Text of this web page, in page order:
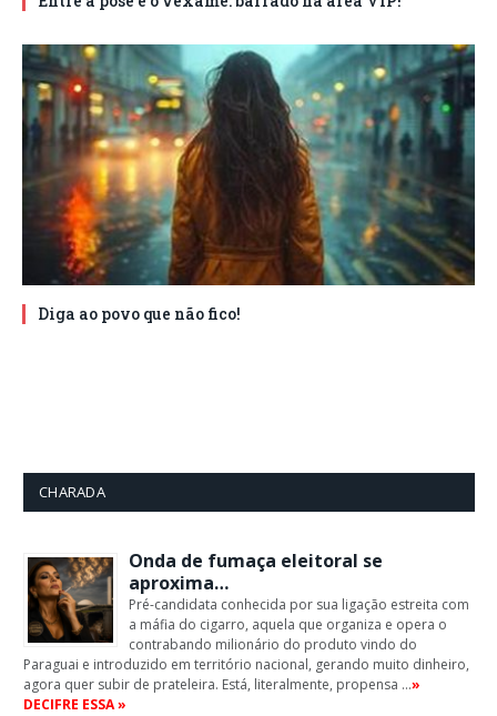
Diga ao povo que não fico!
CHARADA
Onda de fumaça eleitoral se
aproxima…
Pré-candidata conhecida por sua ligação estreita com
a máfia do cigarro, aquela que organiza e opera o
contrabando milionário do produto vindo do
Paraguai e introduzido em território nacional, gerando muito dinheiro,
agora quer subir de prateleira. Está, literalmente, propensa …»
DECIFRE ESSA »